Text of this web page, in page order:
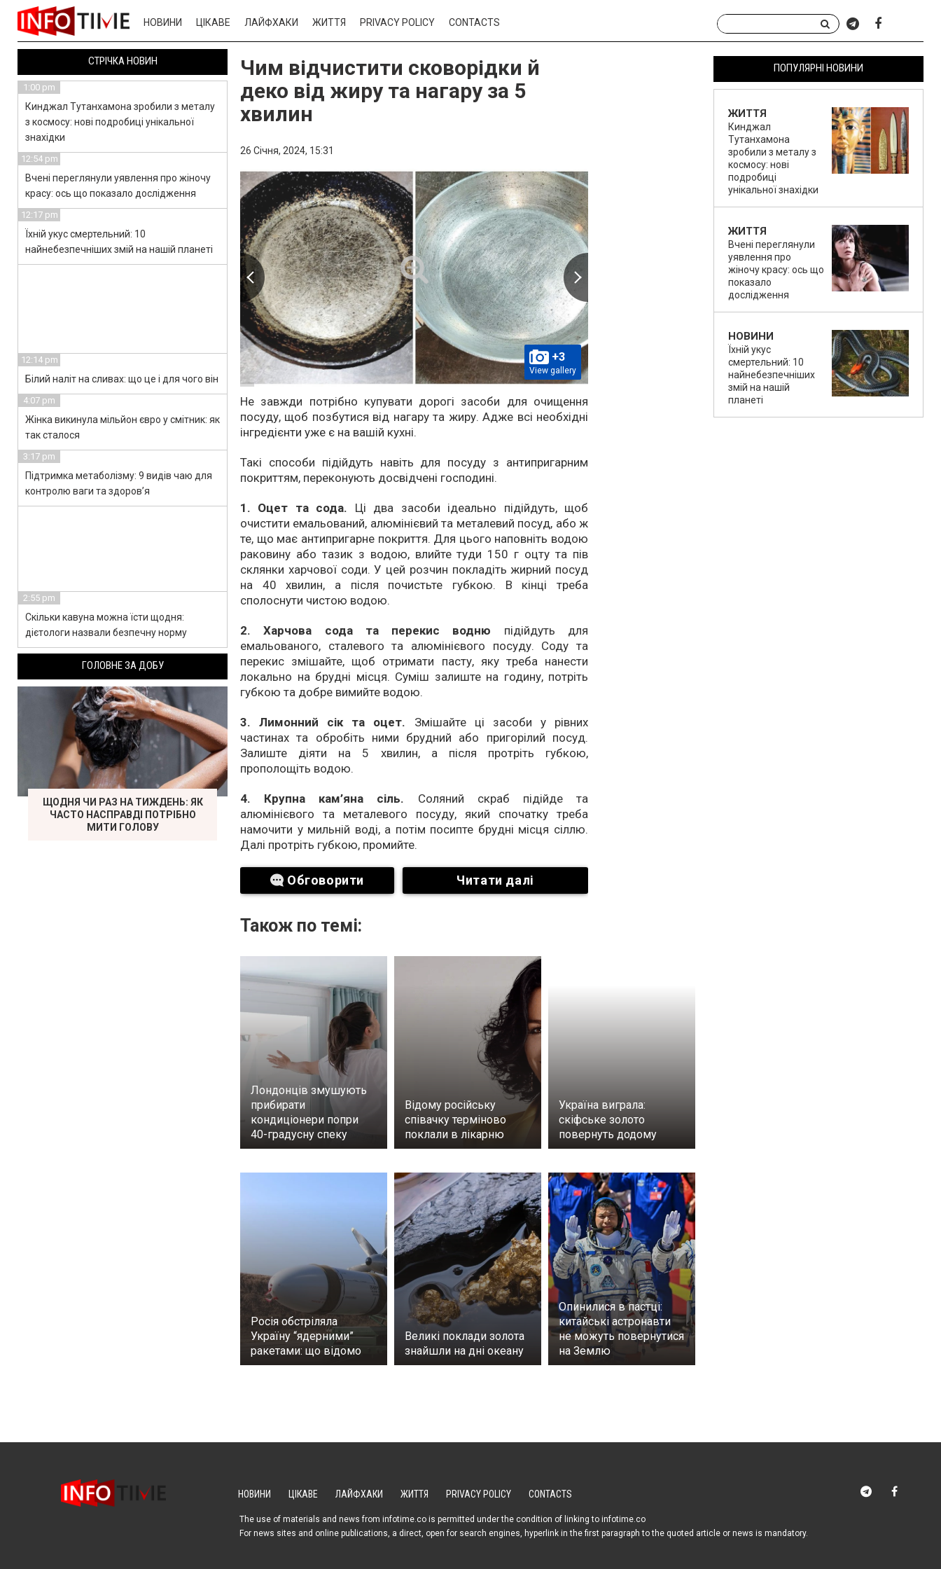
НОВИНИ ЦІКАВЕ ЛАЙФХАКИ ЖИТТЯ PRIVACY POLICY CONTACTS
Чим відчистити сковорідки й
деко від жиру та нагару за 5
хвилин
26 Січня, 2024, 15:31
+3
View gallery
Не завжди потрібно купувати дорогі засоби для очищення
посуду, щоб позбутися від нагару та жиру. Адже всі необхідні
інгредієнти уже є на вашій кухні.
Такі способи підійдуть навіть для посуду з антипригарним
покриттям, переконують досвідчені господині.
1. Оцет та сода. Ці два засоби ідеально підійдуть, щоб
очистити емальований, алюмінієвий та металевий посуд, або ж
те, що має антипригарне покриття. Для цього наповніть водою
раковину або тазик з водою, влийте туди 150 г оцту та пів
склянки харчової соди. У цей розчин покладіть жирний посуд
на 40 хвилин, а після почистьте губкою. В кінці треба
сполоснути чистою водою.
2. Харчова сода та перекис водню підійдуть для
емальованого, сталевого та алюмінієвого посуду. Соду та
перекис змішайте, щоб отримати пасту, яку треба нанести
локально на брудні місця. Суміш залиште на годину, потріть
губкою та добре вимийте водою.
3. Лимонний сік та оцет. Змішайте ці засоби у рівних
частинах та обробіть ними брудний або пригорілий посуд.
Залиште діяти на 5 хвилин, а після протріть губкою,
прополощіть водою.
4. Крупна кам’яна сіль. Соляний скраб підійде та
алюмінієвого та металевого посуду, який спочатку треба
намочити у мильній воді, а потім посипте брудні місця сіллю.
Далі протріть губкою, промийте.
Обговорити Читати далі
Також по темі:
Лондонців змушують
прибирати
кондиціонери попри
40-градусну спеку
Відому російську
співачку терміново
поклали в лікарню
Україна виграла:
скіфське золото
повернуть додому
Росія обстріляла
Україну “ядерними”
ракетами: що відомо
Великі поклади золота
знайшли на дні океану
Опинилися в пастці:
китайські астронавти
не можуть повернутися
на Землю
ПОПУЛЯРНІ НОВИНИ
ЖИТТЯ
Кинджал
Тутанхамона
зробили з металу з
космосу: нові
подробиці
унікальної знахідки
ЖИТТЯ
Вчені переглянули
уявлення про
жіночу красу: ось що
показало
дослідження
НОВИНИ
Їхній укус
смертельний: 10
найнебезпечніших
змій на нашій
планеті
СТРІЧКА НОВИН
1:00 pm
Кинджал Тутанхамона зробили з металу
з космосу: нові подробиці унікальної
знахідки
12:54 pm
Вчені переглянули уявлення про жіночу
красу: ось що показало дослідження
12:17 pm
Їхній укус смертельний: 10
найнебезпечніших змій на нашій планеті
12:14 pm
Білий наліт на сливах: що це і для чого він
4:07 pm
Жінка викинула мільйон євро у смітник: як
так сталося
3:17 pm
Підтримка метаболізму: 9 видів чаю для
контролю ваги та здоров’я
2:55 pm
Скільки кавуна можна їсти щодня:
дієтологи назвали безпечну норму
ГОЛОВНЕ ЗА ДОБУ
ЩОДНЯ ЧИ РАЗ НА ТИЖДЕНЬ: ЯК
ЧАСТО НАСПРАВДІ ПОТРІБНО
МИТИ ГОЛОВУ
НОВИНИ ЦІКАВЕ ЛАЙФХАКИ ЖИТТЯ PRIVACY POLICY CONTACTS
The use of materials and news from infotime.co is permitted under the condition of linking to infotime.co
For news sites and online publications, a direct, open for search engines, hyperlink in the first paragraph to the quoted article or news is mandatory.